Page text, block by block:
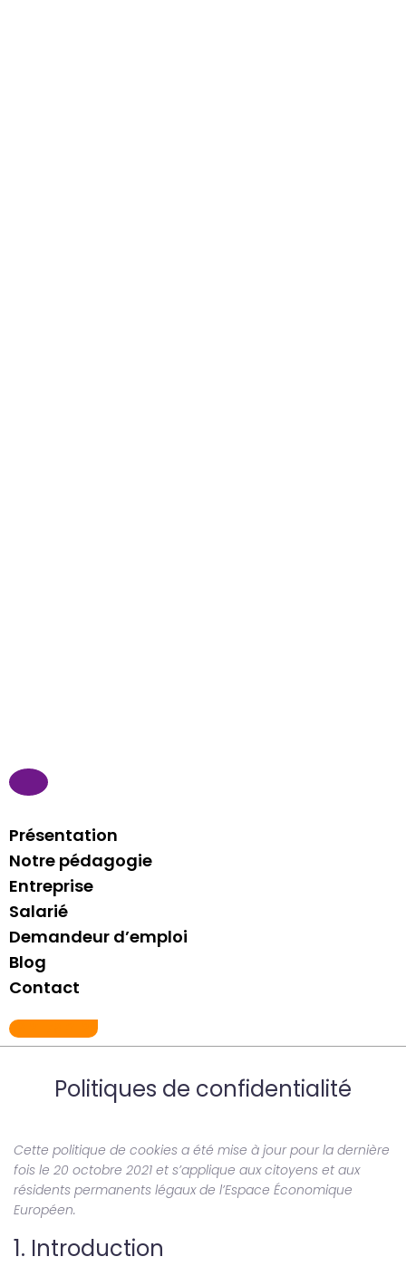
Présentation
Notre pédagogie
Entreprise
Salarié
Demandeur d’emploi
Blog
Contact
06 21 76 81 29
Politiques de confidentialité
Cette politique de cookies a été mise à jour pour la dernière
fois le 20 octobre 2021 et s’applique aux citoyens et aux
résidents permanents légaux de l’Espace Économique
Européen.
1. Introduction